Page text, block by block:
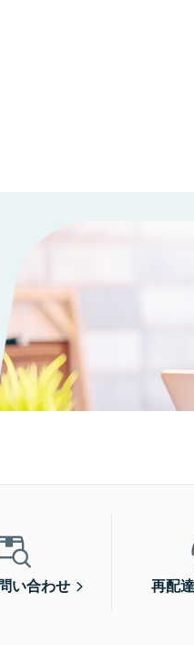
い合わせ 再配